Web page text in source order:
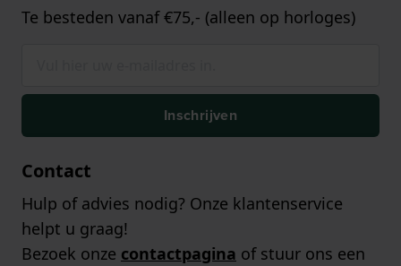
Te besteden vanaf €75,- (alleen op horloges)
Inschrijven
Contact
Hulp of advies nodig? Onze klantenservice
helpt u graag!
Bezoek onze contactpagina of stuur ons een